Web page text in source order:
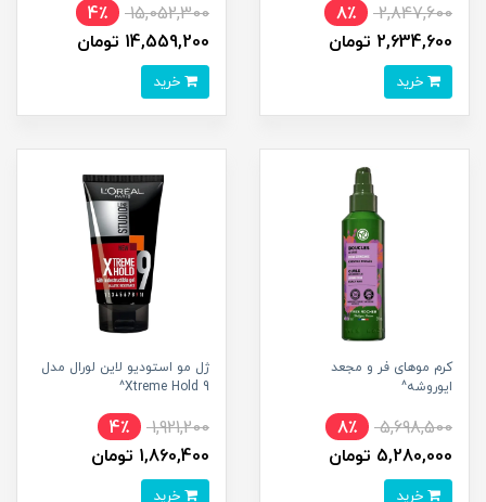
2,847,600
8٪
2,634,600 تومان
15,052,300
4٪
14,559,200 تومان
کرم موهای فر و مجعد
ایوروشه^
5,698,500
8٪
5,280,000 تومان
ژل مو استودیو لاین لورال مدل
Xtreme Hold 9^
1,921,200
4٪
1,860,400 تومان